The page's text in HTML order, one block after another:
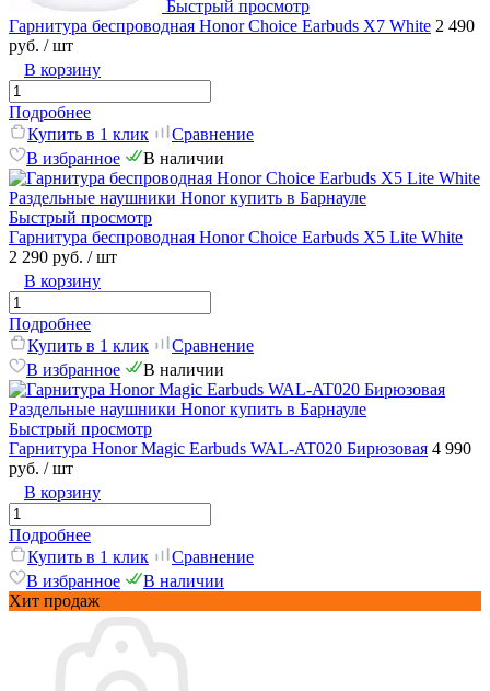
Быстрый просмотр
Гарнитура беспроводная Honor Choice Earbuds X7 White 2 490
руб. / шт
В корзину
Подробнее
Купить в 1 клик
Сравнение
В избранное
В наличии
Быстрый просмотр
Гарнитура беспроводная Honor Choice Earbuds X5 Lite White
2 290 руб. / шт
В корзину
Подробнее
Купить в 1 клик
Сравнение
В избранное
В наличии
Быстрый просмотр
Гарнитура Honor Magic Earbuds WAL-AT020 Бирюзовая 4 990
руб. / шт
В корзину
Подробнее
Купить в 1 клик
Сравнение
В избранное
В наличии
Хит продаж